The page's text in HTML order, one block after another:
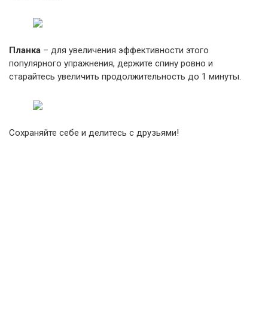
Планка – для увеличения эффективности этого
популярного упражнения, держите спину ровно и
старайтесь увеличить продолжительность до 1 минуты.
Сохраняйте себе и делитесь с друзьями!